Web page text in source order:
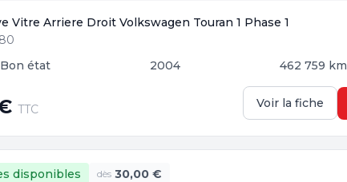
Vitre Arriere Droit Volkswagen Touran 1 Phase 1
état
2004 462 759 km
TTC Voir la fiche
disponibles dès 30,00 €